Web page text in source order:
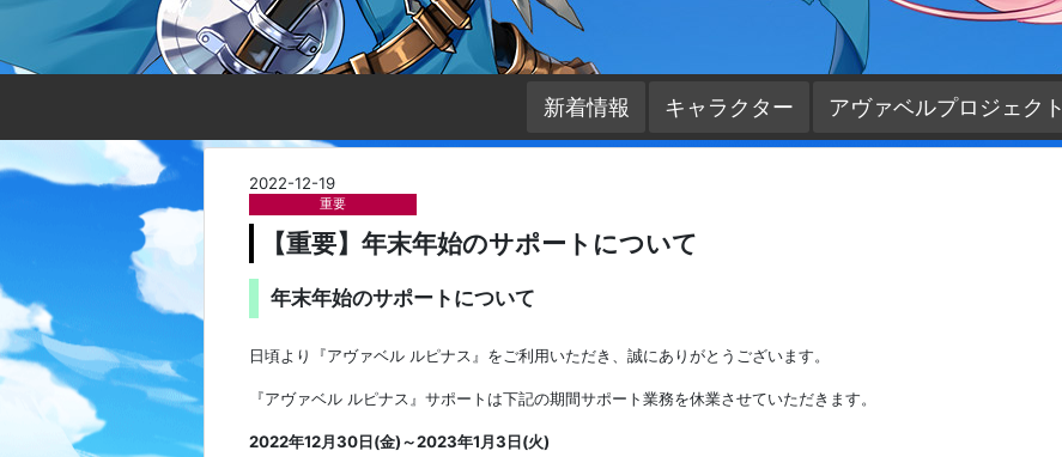
新着情報 キャラクター アヴァベルプロジェクト
2022-12-19
重要
【重要】年末年始のサポートについて
年末年始のサポートについて
日頃より『アヴァベル ルピナス』をご利用いただき、誠にありがとうございます。
『アヴァベル ルピナス』サポートは下記の期間サポート業務を休業させていただきます。
2022年12月30日(金)～2023年1月3日(火)